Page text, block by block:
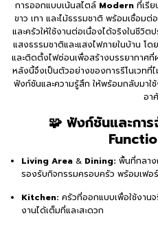
การออกแบบเน้นสไตล์ Modern ที่เรี
ขาว เทา และไม้ธรรมชาติ พร้อมเชื่อม
และครัวให้ใช้งานต่อเนื่องได้จริงในชีวิ
แสงธรรมชาติและแสงไฟภายในบ้าน โด
และติดตั้งไฟซ่อนเพื่อสร้างบรรยากาศ
หลังนี้จึงเป็นตัวอย่างของการรีโนเวท
ฟังก์ชันและความรู้สึก ให้พร้อมกลับมาใ
อา
🧩 ฟังก์ชันและก
Living Area& Dining: พื้นที่กลาง
รองรับกิจกรรมครอบครัว พร้อมเฟอ
Kitchen: ครัวที่ออกแบบเพื่อใช้งาน
งานได้เต็มที่และสะดวก